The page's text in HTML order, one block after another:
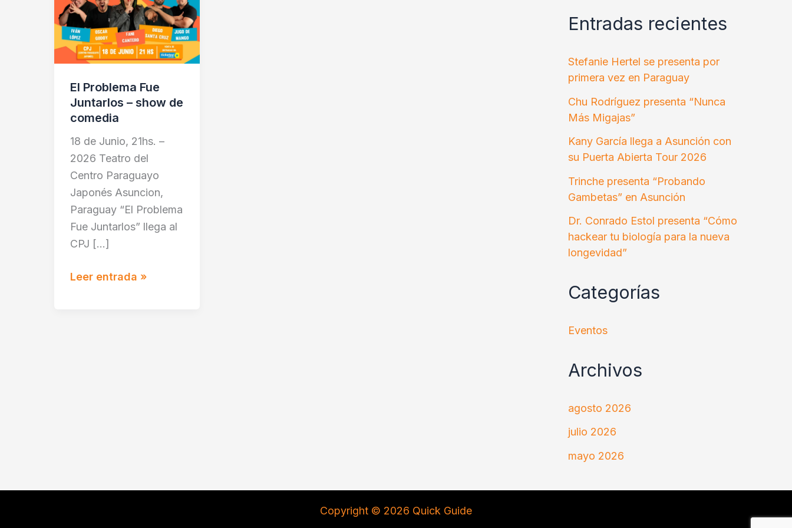
El Problema Fue
Juntarlos – show de
comedia
18 de Junio, 21hs. –
2026 Teatro del
Centro Paraguayo
Japonés Asuncion,
Paraguay “El Problema
Fue Juntarlos” llega al
CPJ […]
show
de
comedia
Leer entrada »
Entradas recientes
Stefanie Hertel se presenta por
primera vez en Paraguay
Chu Rodríguez presenta “Nunca
Más Migajas”
Kany García llega a Asunción con
su Puerta Abierta Tour 2026
Trinche presenta “Probando
Gambetas” en Asunción
Dr. Conrado Estol presenta “Cómo
hackear tu biología para la nueva
longevidad”
Categorías
Eventos
Archivos
agosto 2026
julio 2026
mayo 2026
Copyright © 2026 Quick Guide